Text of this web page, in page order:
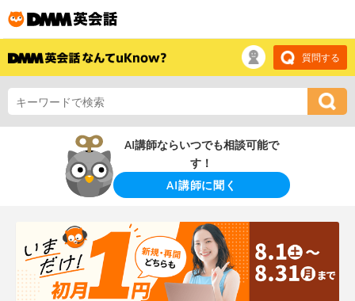
質問する
AI講師ならいつでも相談可能で
す！
AI講師に聞く